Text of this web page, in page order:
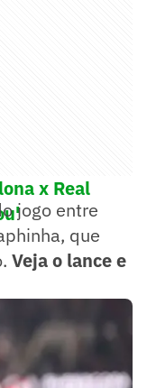
x Real
jogo entre
que
Veja o lance e